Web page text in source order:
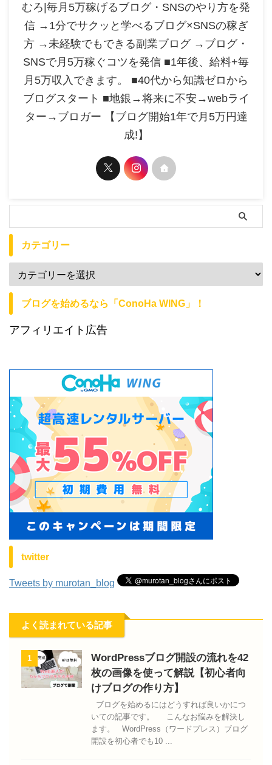
むろ|毎月5万稼げるブログ・SNSのやり方を発
信 →1分でサクッと学べるブログ×SNSの稼ぎ
方 →未経験でもできる副業ブログ →ブログ・
SNSで月5万稼ぐコツを発信 ■1年後、給料+毎
月5万収入できます。 ■40代から知識ゼロから
ブログスタート ■地銀→将来に不安→webライ
ター→ブロガー 【ブログ開始1年で月5万円達
成!】
カテゴリー
ブログを始めるなら「ConoHa WING」！
アフィリエイト広告
twitter
Tweets by murotan_blog
よく読まれている記事
1
WordPressブログ開設の流れを42
枚の画像を使って解説【初心者向
けブログの作り方】
ブログを始めるにはどうすれば良いかにつ
いての記事です。 こんなお悩みを解決し
ます。 WordPress（ワードプレス）ブログ
開設を初心者でも10 ...